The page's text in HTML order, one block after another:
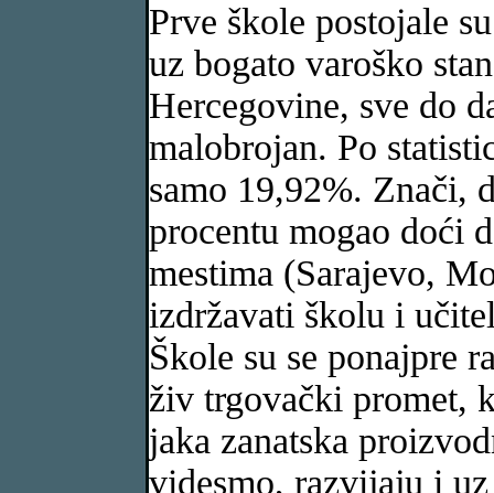
Prve škole postojale
uz bogato varoško
Hercegovine, sve do
malobrojan. Po
samo 19,92%. Znači,
procentu mogao doći
mestima (Sarajevo,
izdržavati školu i
Škole su se ponajpre
živ trgovački promet,
jaka zanatska
videsmo, razvijaju i uz